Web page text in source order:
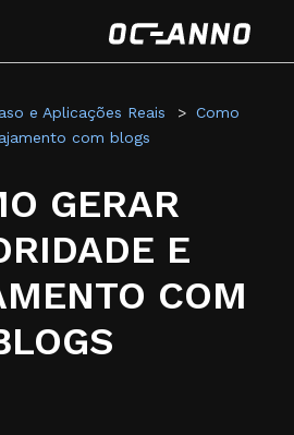
e Aplicações Reais
Como
com blogs
GERAR
E
COM